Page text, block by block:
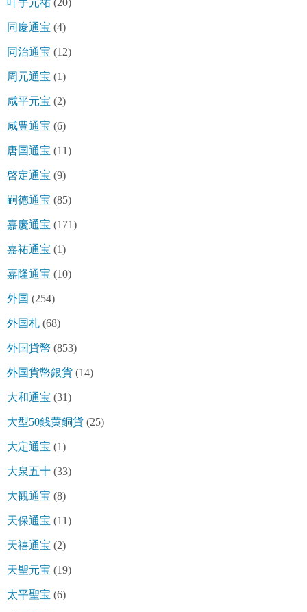
同慶通宝 (4)
同治通宝 (12)
周元通宝 (1)
咸平元宝 (2)
咸豊通宝 (6)
唐国通宝 (11)
啓定通宝 (9)
嗣徳通宝 (85)
嘉慶通宝 (171)
嘉祐通宝 (1)
嘉隆通宝 (10)
外国 (254)
外国札 (68)
外国貨幣 (853)
外国貨幣銀貨 (14)
大和通宝 (31)
大型50銭黄銅貨 (25)
大定通宝 (1)
大泉五十 (33)
大観通宝 (8)
天保通宝 (11)
天禧通宝 (2)
天聖元宝 (19)
太平聖宝 (6)